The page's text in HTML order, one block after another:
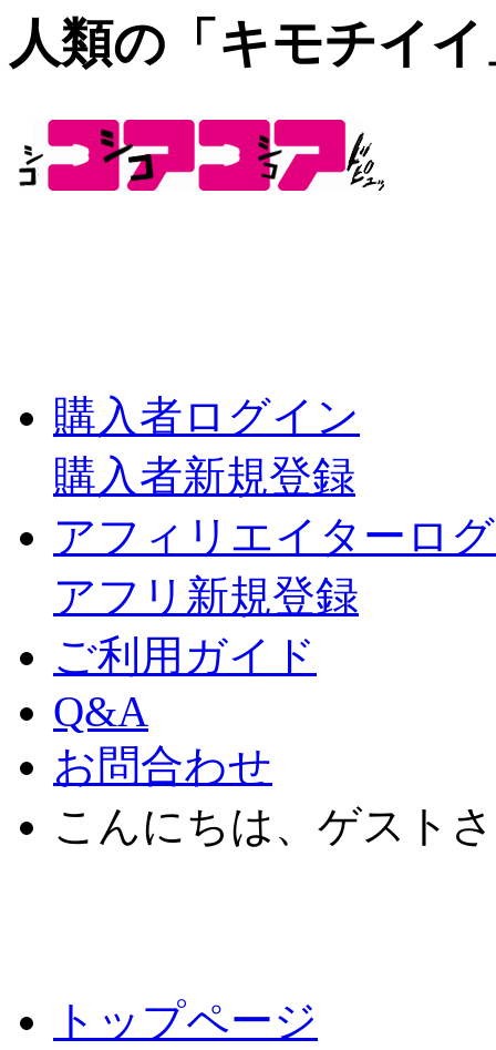
人類の「キモチイ
購入者ログイン
購入者新規登録
アフィリエイターロ
アフリ新規登録
ご利用ガイド
Q&A
お問合わせ
こんにちは、ゲスト
トップページ